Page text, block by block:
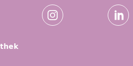
der ZLB
Instagram